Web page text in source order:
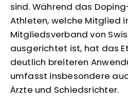
sind. Während das
Athleten, welche Mitglied
Mitgliedsverband von
ausgerichtet ist, hat das
deutlich breiteren
umfasst insbesondere
Ärzte und Schiedsrichter.